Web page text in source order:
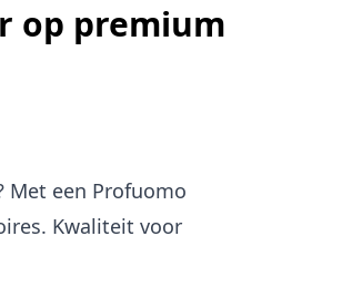
op premium
Met een Profuomo
Kwaliteit voor